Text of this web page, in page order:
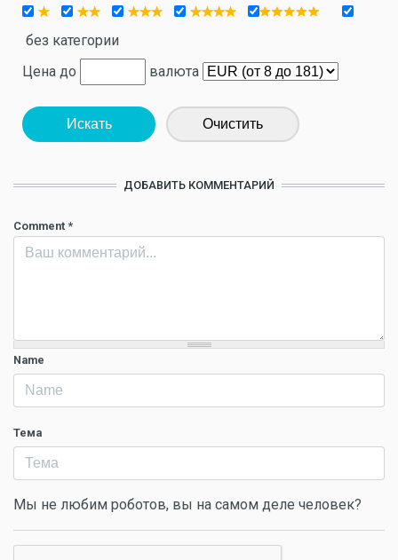
без категории
Цена до
валюта
Искать Очистить
ДОБАВИТЬ КОММЕНТАРИЙ
Comment *
Name
Тема
Мы не любим роботов, вы на самом деле человек?